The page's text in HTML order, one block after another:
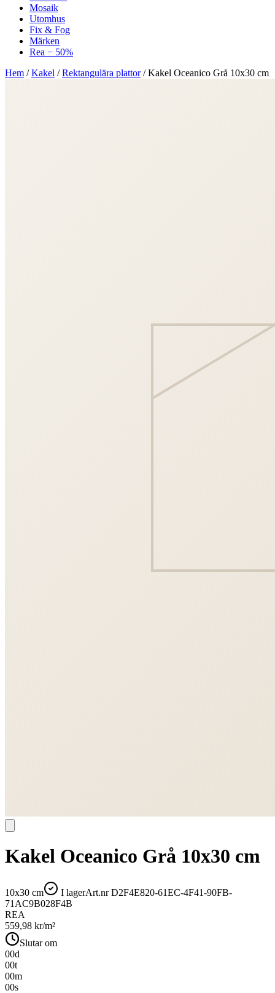
Mosaik
Utomhus
Fix & Fog
Märken
Rea − 50%
Hem /Kakel /Rektangulära plattor/Kakel Oceanico Grå 10x30 cm
Kakel Oceanico Grå 10x30 cm
10x30 cm I lagerArt.nrD2F4E820-61EC-4F41-90FB-
71AC9B028F4B
REA
559,98 kr/m²
Slutar om
00d
00t
00m
00s